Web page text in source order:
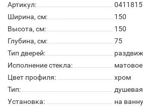
Артикул:
Ширина, см:
150
Высота, см:
150
Глубина, см:
75
Тип дверей:
Исполнение стекла:
матовое
Цвет профиля:
хром
Тип:
Установка:
на ванну